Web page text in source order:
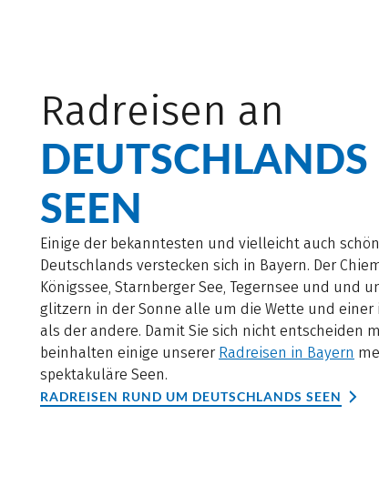
Radreisen an
DEUTSCHLANDS
SEEN
Einige der bekanntesten und vielleicht auch
Deutschlands verstecken sich in Bayern. Der
Königssee, Starnberger See, Tegernsee und und
glitzern in der Sonne alle um die Wette und einer
als der andere. Damit Sie sich nicht entscheiden
beinhalten einige unserer Radreisen in Bayern
spektakuläre Seen.
RADREISEN RUND UM DEUTSCHLANDS SEEN